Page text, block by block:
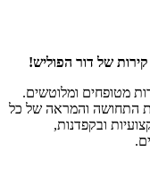
של דור הפוליש!
מטופחים ומלוטשים.
את התחושה והמראה של כל
ובקפדנות,